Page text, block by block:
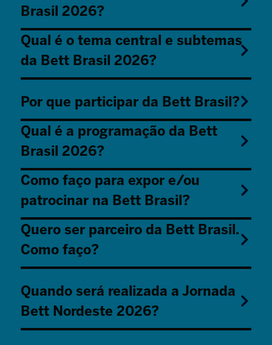
Brasil 2026?
Qual é o tema central e subtemas
da Bett Brasil 2026?
Por que participar da Bett Brasil?
Qual é a programação da Bett
Brasil 2026?
Como faço para expor e/ou
patrocinar na Bett Brasil?
Quero ser parceiro da Bett Brasil.
Como faço?
Quando será realizada a Jornada
Bett Nordeste 2026?